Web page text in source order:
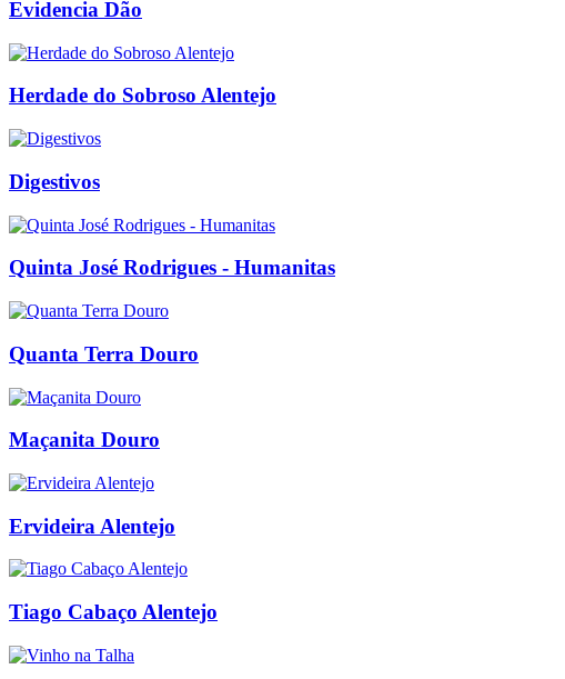
Evidencia Dão
Herdade do Sobroso Alentejo
Digestivos
Quinta José Rodrigues - Humanitas
Quanta Terra Douro
Maçanita Douro
Ervideira Alentejo
Tiago Cabaço Alentejo